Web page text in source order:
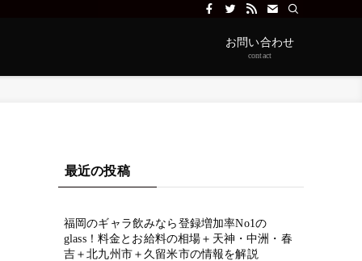
ーンに応じて。福岡・東京・大阪・名古屋・静岡・札幌に展開中
お問い合わせ
contact
最近の投稿
福岡のギャラ飲みなら登録増加率No1の
glass！料金とお給料の相場＋天神・中洲・春
吉＋北九州市＋久留米市の情報を解説